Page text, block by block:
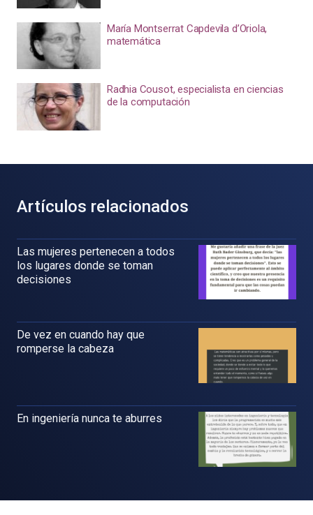
María Montserrat Capdevila d’Oriola,
matemática
Radhia Cousot, especialista en ciencias
de la computación
Artículos relacionados
Las mujeres pertenecen a todos
los lugares donde se toman
decisiones
De vez en cuando hay que
romperse la cabeza
En ingeniería nunca te aburres